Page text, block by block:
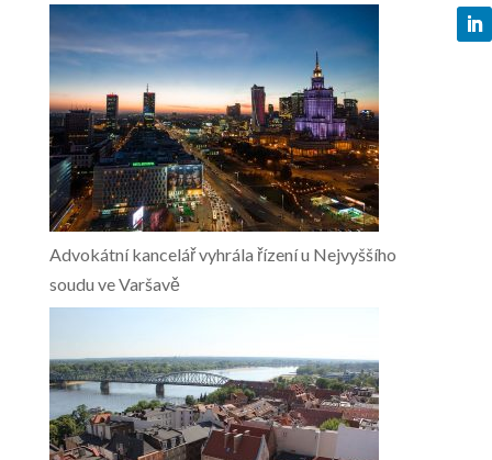
Advokátní kancelář vyhrála řízení u Nejvyššího
soudu ve Varšavě